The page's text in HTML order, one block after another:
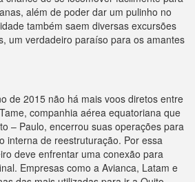
além de poder dar um pulinho no
também saem diversas excursões
um verdadeiro paraíso para os amantes
de 2015 não há mais voos diretos entre
companhia aérea equatoriana que
– Paulo, encerrou suas operações para
interna de reestruturação. Por essa
deve enfrentar uma conexão para
Empresas como a Avianca, Latam e